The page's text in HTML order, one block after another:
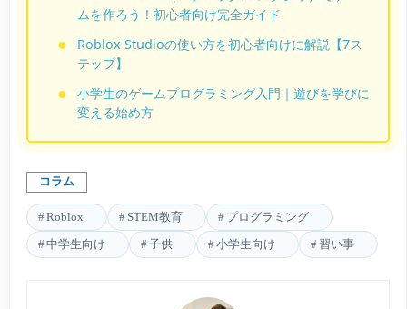
ムを作ろう！初心者向け完全ガイド
Roblox Studioの使い方を初心者向けに解説【7ス
テップ】
小学生のゲームプログラミング入門｜遊びを学びに
変える始め方
コラム
Roblox STEM教育 プログラミング
中学生向け 子供 小学生向け 習い事